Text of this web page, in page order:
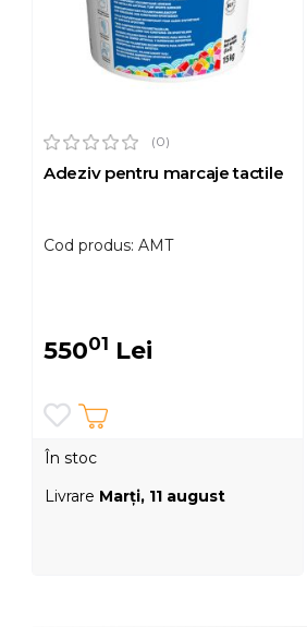
(0)
Adeziv pentru marcaje tactile
Cod produs: AMT
55001 Lei
În stoc
Livrare Marţi, 11 august